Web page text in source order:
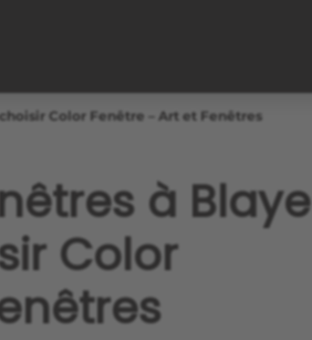
Color Fenêtre – Art et Fenêtres
à Blaye
Color